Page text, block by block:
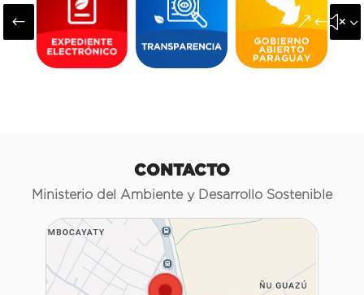
#
CONTACTO
Ministerio del Ambiente y Desarrollo Sostenible